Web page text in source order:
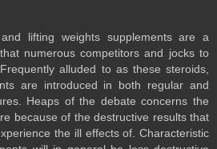
lifting weights supplements are a
numerous competitors and jocks to
alluded to as these steroids,
are introduced in both regular and
Heaps of the debate concerns the
because of the destructive results that
the ill effects of. Characteristic